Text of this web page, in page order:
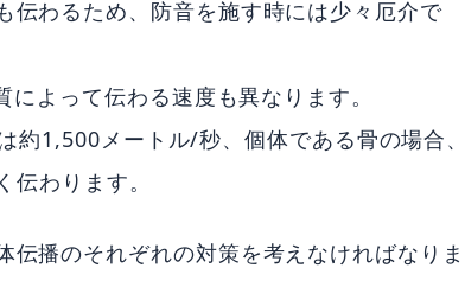
伝わるため、防音を施す時には少々厄介で
よって伝わる速度も異なります。
1,500メートル/秒、個体である骨の場合、
わります。
播のそれぞれの対策を考えなければなりま